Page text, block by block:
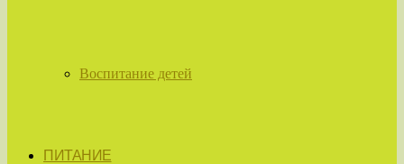
Воспитание детей
ПИТАНИЕ